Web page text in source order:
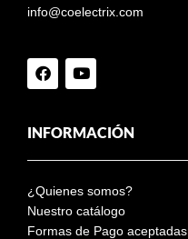
info@coelectrix.com
INFORMACIÓN
¿Quienes somos?
Nuestro catálogo
Formas de Pago aceptadas